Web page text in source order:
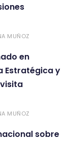
MUÑOZ
en
Estratégica y
MUÑOZ
sobre